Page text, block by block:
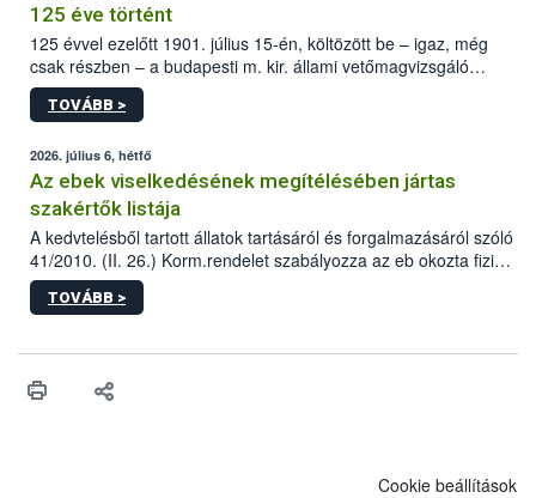
125 éve történt
125 évvel ezelőtt 1901. július 15-én, költözött be – igaz, még
csak részben – a budapesti m. kir. állami vetőmagvizsgáló
állomás a Kis Rókus utca 15. szám alatti, Czigler Győző által
tervezett új épületébe.
TOVÁBB >
2026. július 6, hétfő
Az ebek viselkedésének megítélésében jártas
szakértők listája
A kedvtelésből tartott állatok tartásáról és forgalmazásáról szóló
41/2010. (II. 26.) Korm.rendelet szabályozza az eb okozta fizikai
sérülés, illetve ennek veszélye keletkezésekor felmerülő
hatósági feladatokat, valamint a veszélyes eb tartását és annak
vonni az ebek viselkedésének megítélésében jártas szakértőt.
TOVÁBB >
Cookie beállítások